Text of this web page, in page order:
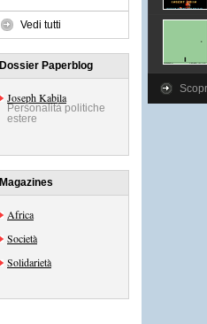
Vedi tutti
Dossier Paperblog
Joseph Kabila
Personalità politiche
estere
Magazines
Africa
Società
Solidarietà